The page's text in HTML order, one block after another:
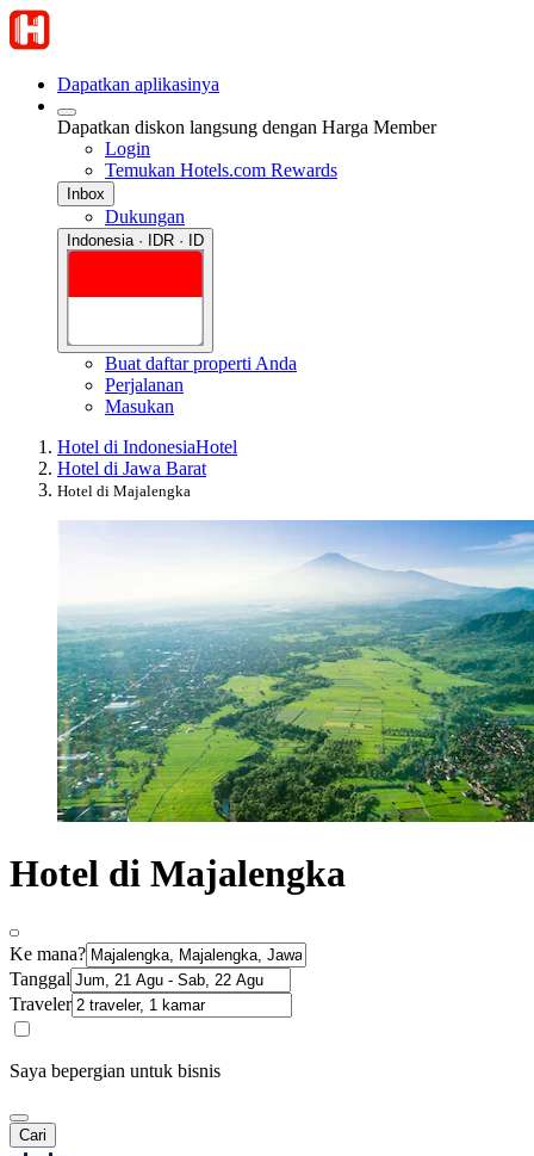
Dapatkan aplikasinya
Dapatkan diskon langsung dengan Harga Member
Login
Temukan Hotels.com Rewards
Inbox
Dukungan
Indonesia · IDR · ID
Buat daftar properti Anda
Perjalanan
Masukan
Hotel di IndonesiaHotel
Hotel di Jawa Barat
Hotel di Majalengka
Hotel di Majalengka
Ke mana?
Tanggal
Traveler
Saya bepergian untuk bisnis
Cari